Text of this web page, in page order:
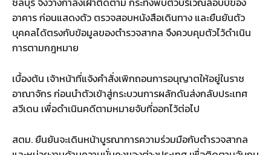
อาคาร ก่อนแสดงตัว ตรวจสอบหนังสือเดินทาง และยืนยันตัว
บุคคลได้ตรงกับข้อมูลของตำรวจสากล จึงควบคุมตัวไว้ดำเนิน
การตามกฎหมาย
เบื้องต้น เจ้าหน้าที่แจ้งคำสั่งเพิกถอนการอนุญาตให้อยู่ในราช
อาณาจักร ก่อนนำตัวเข้าสู่กระบวนการผลักดันส่งกลับประเทศ
สวีเดน เพื่อดำเนินคดีตามหมายจับที่ออกไว้ต่อไป
สตม. ยืนยันจะเดินหน้าบูรณาการความร่วมมือกับตำรวจสากล